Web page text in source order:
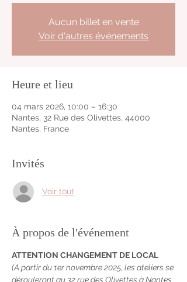
Aucun billet en vente
Voir d'autres événements
Heure et lieu
04 mars 2026, 10:00 – 16:30
Nantes, 32 Rue des Olivettes, 44000
Nantes, France
Invités
Voir tout
À propos de l'événement
ATTENTION CHANGEMENT DE LOCAL
(A partir du 1er novembre 2025, les ateliers se
dérouleront au 32 rue des Olivettes à Nantes